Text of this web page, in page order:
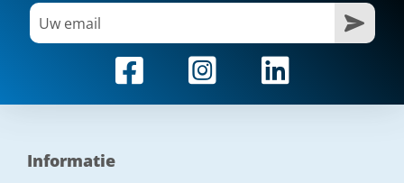
Informatie